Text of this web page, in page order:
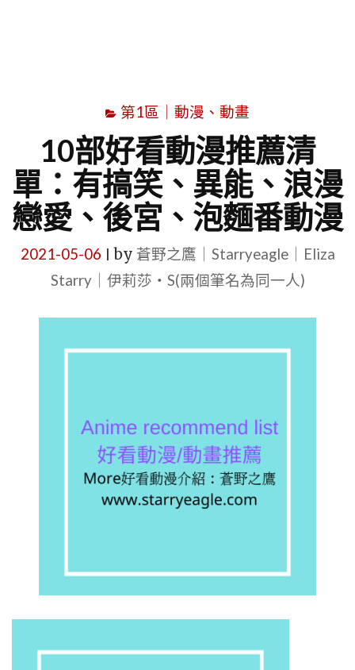
第1區｜動漫、動畫
10部好看動漫推薦清
單：有搞笑、異能、浪漫
戀愛、後宮、泡麵番動漫
2021-05-06 by 蒼野之鷹｜Starryeagle｜Eliza
Starry｜伊莉莎・S(兩個筆名為同一人)